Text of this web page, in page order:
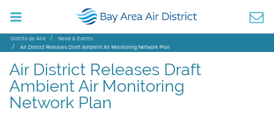
Distrito de Aire
News & Events
Air District Releases Draft Ambient Air Monitoring Network Plan
Air District Releases Draft
Ambient Air Monitoring
Network Plan